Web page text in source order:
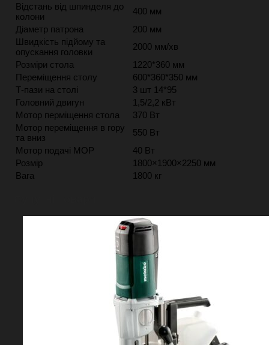
Відстань від шпинделя до
колони
400 мм
Діаметр патрона
200 мм
Швидкість підйому та
опускання головки
2000 мм/хв
Розміри стола
1220*360 мм
Переміщення столу
600*360*350 мм
Т-пази на столі
3 шт 14*95
Головний двигун
1,5/2,2 кВт
Мотор перміщення стола
370 Вт
Мотор переміщення в гору
та вниз
550 Вт
Мотор подачі МОР
40 Вт
Розмір
1800×1900×2250 мм
Вага
1800 кг